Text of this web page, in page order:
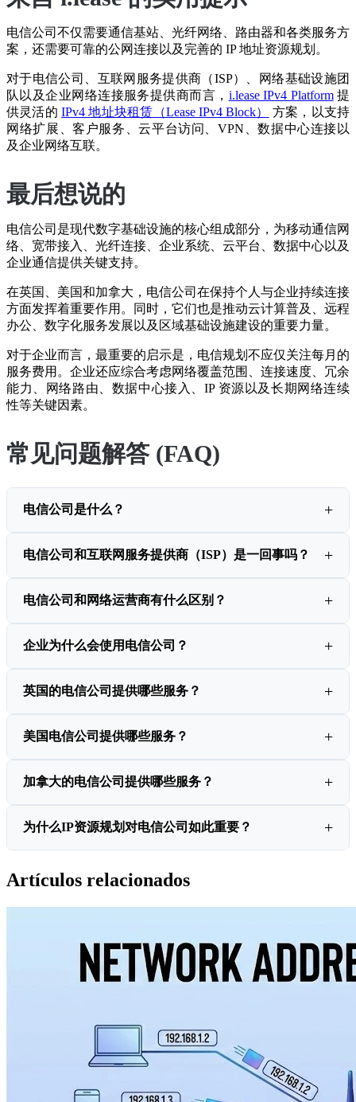
电信公司不仅需要通信基站、光纤网络、路由器和各类服务方
案，还需要可靠的公网连接以及完善的 IP 地址资源规划。
对于电信公司、互联网服务提供商（ISP）、网络基础设施团
队以及企业网络连接服务提供商而言， i.lease IPv4 Platform提
供灵活的IPv4 地址块租赁（Lease IPv4 Block）
方案，以支持
网络扩展、客户服务、云平台访问、VPN、数据中心连接以
及企业网络互联。
最后想说的
电信公司是现代数字基础设施的核心组成部分，为移动通信网
络、宽带接入、光纤连接、企业系统、云平台、数据中心以及
企业通信提供关键支持。
在英国、美国和加拿大，电信公司在保持个人与企业持续连接
方面发挥着重要作用。同时，它们也是推动云计算普及、远程
办公、数字化服务发展以及区域基础设施建设的重要力量。
对于企业而言，最重要的启示是，电信规划不应仅关注每月的
服务费用。企业还应综合考虑网络覆盖范围、连接速度、冗余
能力、网络路由、数据中心接入、IP 资源以及长期网络连续
性等关键因素。
常见问题解答 (FAQ)
电信公司是什么？
电信公司和互联网服务提供商（ISP）是一回事吗？
电信公司和网络运营商有什么区别？
企业为什么会使用电信公司？
英国的电信公司提供哪些服务？
美国电信公司提供哪些服务？
加拿大的电信公司提供哪些服务？
为什么IP资源规划对电信公司如此重要？
Artículos relacionados